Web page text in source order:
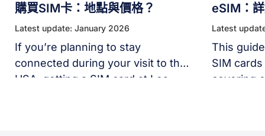
購買SIM卡：地點與價格？
Latest update: January 2026
If you’re planning to stay
connected during your visit to the
USA, getting a SIM card at Los
eSIM：
Latest
This
SIM
covering